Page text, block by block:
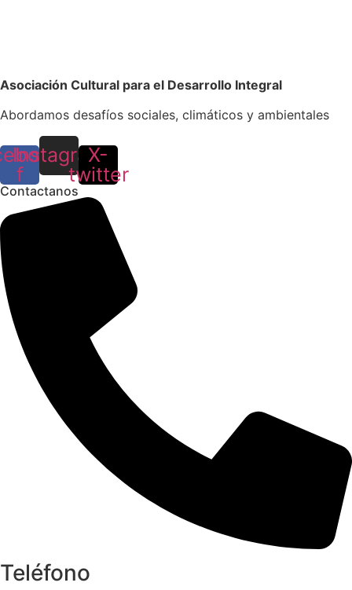
Asociación Cultural para el Desarrollo Integral
Abordamos desafíos sociales, climáticos y ambientales
f
Instagram
X-
twitter
Contactanos
Teléfono